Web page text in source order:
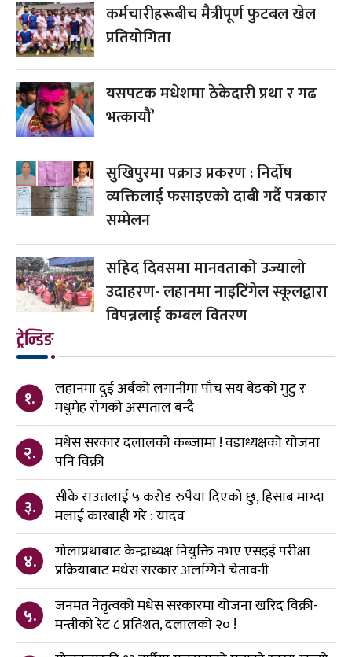
कर्मचारीहरूबीच मैत्रीपूर्ण फुटबल खेल
प्रतियोगिता
यसपटक मधेशमा ठेकेदारी प्रथा र गढ
भत्कायौं’
सुखिपुरमा पक्राउ प्रकरण : निर्दोष
व्यक्तिलाई फसाइएको दाबी गर्दै पत्रकार
सम्मेलन
सहिद दिवसमा मानवताको उज्यालो
उदाहरण- लहानमा नाइटिंगेल स्कूलद्वारा
विपन्नलाई कम्बल वितरण
ट्रेन्डिङ
१.
लहानमा दुई अर्बको लगानीमा पाँच सय बेडको मुटु र
मधुमेह रोगको अस्पताल बन्दै
२.
मधेस सरकार दलालको कब्जामा ! वडाध्यक्षको योजना
पनि विक्री
३.
सीके राउतलाई ५ करोड रुपैया दिएको छु, हिसाब माग्दा
मलाई कारबाही गरे : यादव
४.
गोलाप्रथाबाट केन्द्राध्यक्ष नियुक्ति नभए एसइई परीक्षा
प्रक्रियाबाट मधेस सरकार अलग्गिने चेतावनी
५.
जनमत नेतृत्वको मधेस सरकारमा योजना खरिद विक्री-
मन्त्रीको रेट ८ प्रतिशत, दलालको २० !